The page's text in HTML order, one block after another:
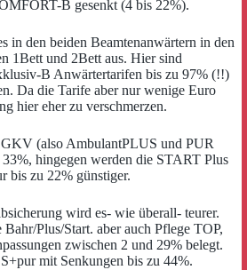
B gesenkt (4 bis 22%).
in den beiden Beamtenanwärtern in den
1Bett und 2Bett aus. Hier sind
B Anwärtertarifen bis zu 97% (!!)
Da die Tarife aber nur wenige Euro
hier eher zu verschmerzen.
(also AmbulantPLUS und PUR
hingegen werden die START Plus
bis zu 22% günstiger.
wird es- wie überall- teurer.
Plus/Start. aber auch Pflege TOP,
zwischen 2 und 29% belegt.
mit Senkungen bis zu 44%.